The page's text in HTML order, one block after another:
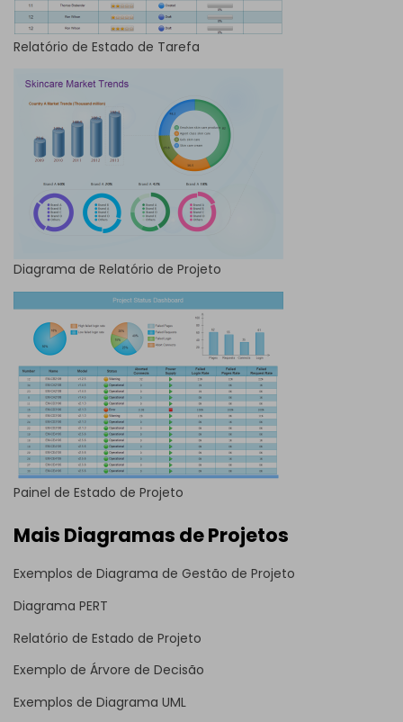
Relatório de Estado de Tarefa
Diagrama de Relatório de Projeto
Painel de Estado de Projeto
Mais Diagramas de Projetos
Exemplos de Diagrama de Gestão de Projeto
Diagrama PERT
Relatório de Estado de Projeto
Exemplo de Árvore de Decisão
Exemplos de Diagrama UML